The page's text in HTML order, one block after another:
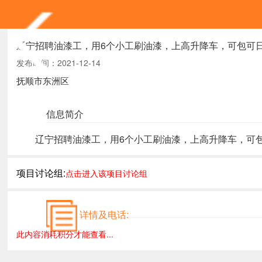
辽宁招聘油漆工，用6个小工刷油漆，上高升降车，可包可
发布时间：2021-12-14
抚顺市东洲区
信息简介
辽宁招聘油漆工，用6个小工刷油漆，上高升降车，
项目讨论组:点击进入该项目讨论组
详情及电话:
此内容消耗积分才能查看...